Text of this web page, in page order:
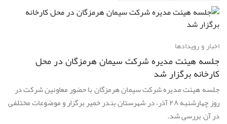
اخبار و رویدادها
جلسه هیئت مدیره شرکت سیمان هرمزگان در محل
کارخانه برگزار شد
جلسه هیئت مدیره شرکت سیمان هرمزگان با حضور معاونین شرکت در
روز چهارشنبه ۲۸ آذر، در شهرستان بندر خمیر برگزار و موضوعات مختلفی
در آن بررسی شد.